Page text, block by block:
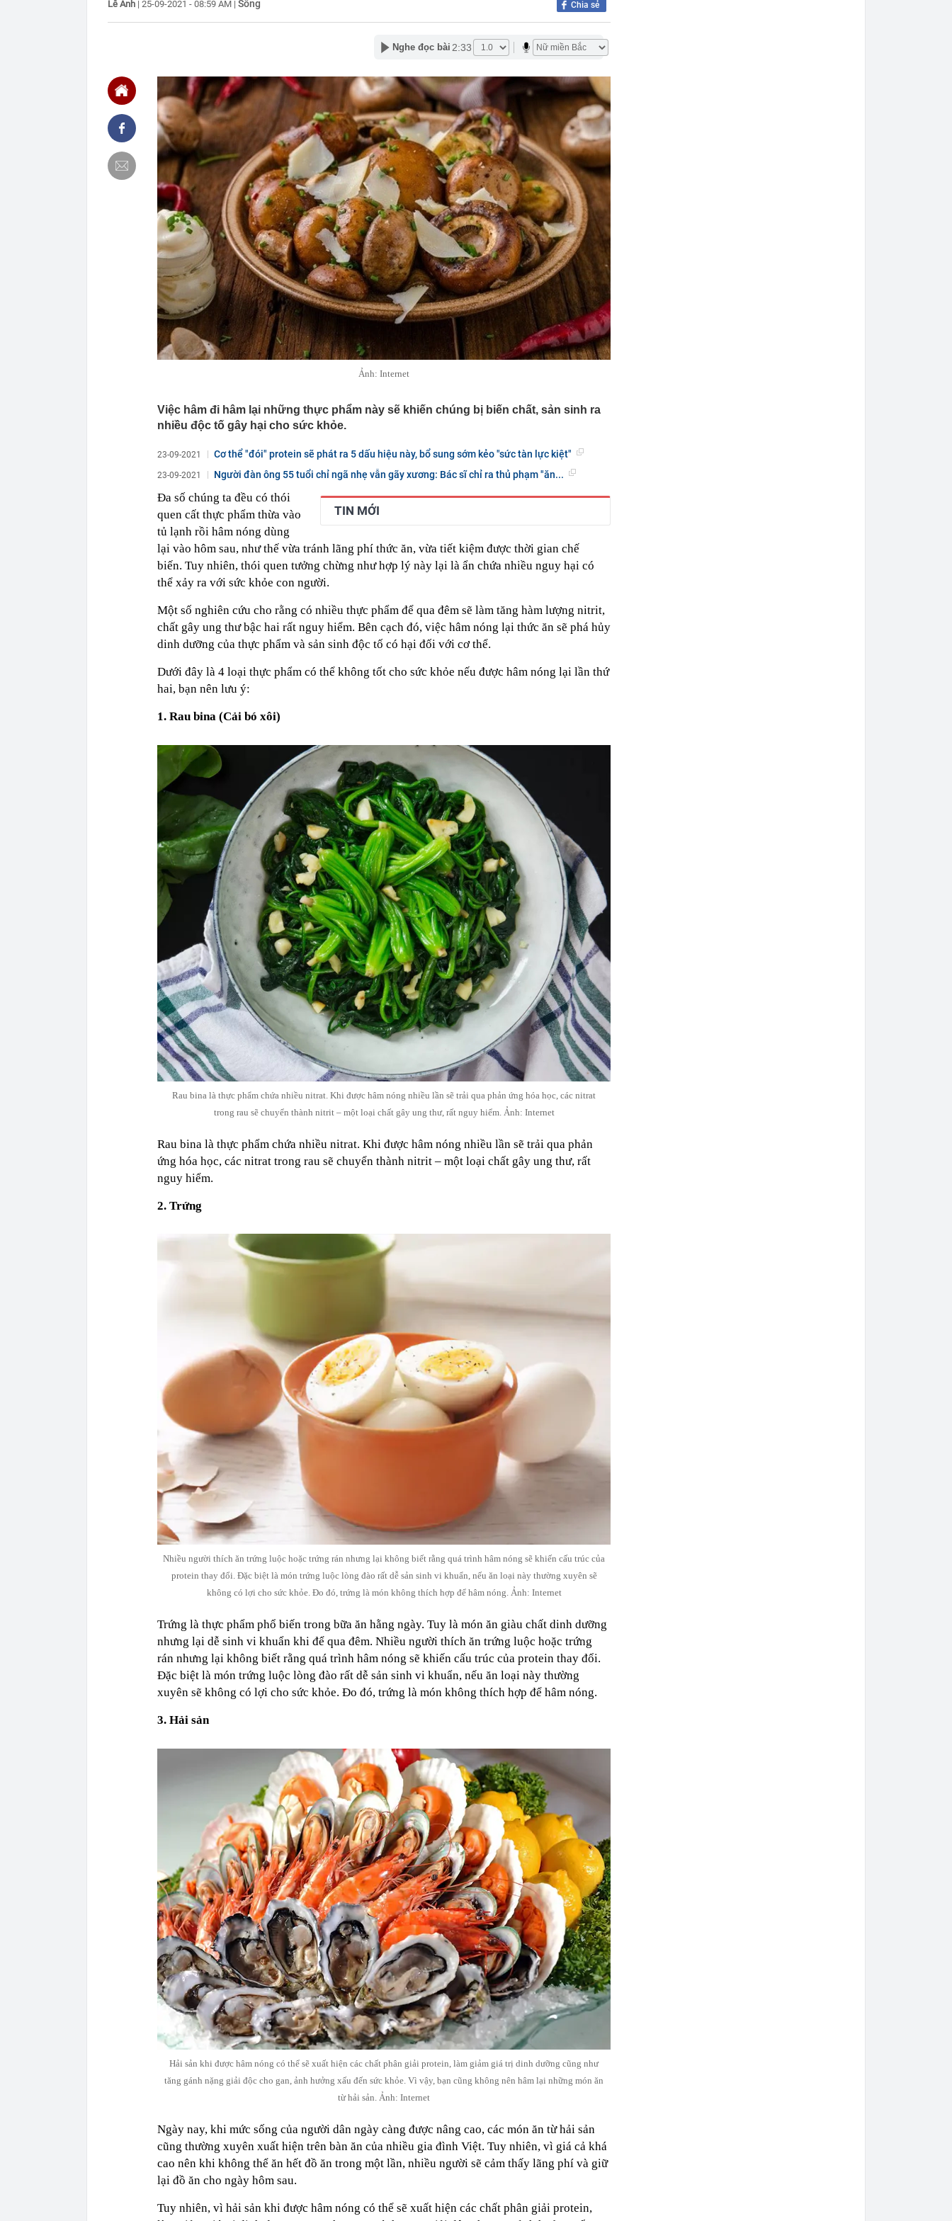
Không cần tặng quà, 5 câu nói này đủ sức khiến mối quan hệ phụ
huynh - giáo viên gắn bó khăng khít, con trẻ được hưởng lợi!
22:03
Ukraine tập kích Crimea, phá hủy hệ thống phòng không 15 triệu USD
của Nga
22:02
Nam NSND, Giám đốc Nhà hát Chèo Quân đội mua ô tô tặng sinh nhật
vợ thiếu tá kém 12 tuổi
Một ô tô biển 29A "dính" gần 100 lần phạt nguội do chạy quá tốc độ quy
định: Riêng tháng 7/2026 vi phạm 21 lần
21:37
Tổng thống Trump bực bội vì lộ tin về kho đạn dược Mỹ
21:35
Du khách Tây: Không khí tập thể dục sáng ở Việt Nam 'có tính gây
nghiện rất cao'
Miền Bắc sắp đón đợt nắng nóng mới, chấm dứt mưa dông
21:16
4 món ăn ngon mà nấu dễ từ "vua của các loại rau", giàu axit folic gấp
38 lần táo: Phụ nữ ăn đều sẽ tốt cho dạ dày và sống thọ
21:14
Cậu bé hồi nhỏ đen nhẻm chụp ảnh cùng Quế Ngọc Hải: Giờ thành
“ngôi sao”, cứ hô tên là cả nước mong có bàn thắng
Lê Anh | 25-09-2021 - 08:59 AM | Sống Chia sẻ
Nghe đọc bài 2:33
Ảnh: Internet
Việc hâm đi hâm lại những thực phẩm này sẽ khiến chúng bị biến chất, sản sinh ra
nhiều độc tố gây hại cho sức khỏe.
23-09-2021 Cơ thể "đói" protein sẽ phát ra 5 dấu hiệu này, bổ sung sớm kẻo "sức tàn lực kiệt"
23-09-2021 Người đàn ông 55 tuổi chỉ ngã nhẹ vẫn gãy xương: Bác sĩ chỉ ra thủ phạm "ăn...
TIN MỚI
Đa số chúng ta đều có thói
quen cất thực phẩm thừa vào
tủ lạnh rồi hâm nóng dùng
lại vào hôm sau, như thế vừa tránh lãng phí thức ăn, vừa tiết kiệm được thời gian chế
biến. Tuy nhiên, thói quen tưởng chừng như hợp lý này lại là ẩn chứa nhiều nguy hại có
thể xảy ra với sức khỏe con người.
Một số nghiên cứu cho rằng có nhiều thực phẩm để qua đêm sẽ làm tăng hàm lượng nitrit,
chất gây ung thư bậc hai rất nguy hiểm. Bên cạch đó, việc hâm nóng lại thức ăn sẽ phá hủy
dinh dưỡng của thực phẩm và sản sinh độc tố có hại đối với cơ thể.
Dưới đây là 4 loại thực phẩm có thể không tốt cho sức khỏe nếu được hâm nóng lại lần thứ
hai, bạn nên lưu ý:
1. Rau bina (Cải bó xôi)
Rau bina là thực phẩm chứa nhiều nitrat. Khi được hâm nóng nhiều lần sẽ trải qua phản ứng hóa học, các nitrat
trong rau sẽ chuyển thành nitrit – một loại chất gây ung thư, rất nguy hiểm. Ảnh: Internet
Rau bina là thực phẩm chứa nhiều nitrat. Khi được hâm nóng nhiều lần sẽ trải qua phản
ứng hóa học, các nitrat trong rau sẽ chuyển thành nitrit – một loại chất gây ung thư, rất
nguy hiểm.
2. Trứng
Nhiều người thích ăn trứng luộc hoặc trứng rán nhưng lại không biết rằng quá trình hâm nóng sẽ khiến cấu trúc của
protein thay đổi. Đặc biệt là món trứng luộc lòng đào rất dễ sản sinh vi khuẩn, nếu ăn loại này thường xuyên sẽ
không có lợi cho sức khỏe. Đo đó, trứng là món không thích hợp để hâm nóng. Ảnh: Internet
Trứng là thực phẩm phổ biến trong bữa ăn hằng ngày. Tuy là món ăn giàu chất dinh dưỡng
nhưng lại dễ sinh vi khuẩn khi để qua đêm. Nhiều người thích ăn trứng luộc hoặc trứng
rán nhưng lại không biết rằng quá trình hâm nóng sẽ khiến cấu trúc của protein thay đổi.
Đặc biệt là món trứng luộc lòng đào rất dễ sản sinh vi khuẩn, nếu ăn loại này thường
xuyên sẽ không có lợi cho sức khỏe. Đo đó, trứng là món không thích hợp để hâm nóng.
3. Hải sản
Hải sản khi được hâm nóng có thể sẽ xuất hiện các chất phân giải protein, làm giảm giá trị dinh dưỡng cũng như
tăng gánh nặng giải độc cho gan, ảnh hưởng xấu đến sức khỏe. Vì vậy, bạn cũng không nên hâm lại những món ăn
từ hải sản. Ảnh: Internet
Ngày nay, khi mức sống của người dân ngày càng được nâng cao, các món ăn từ hải sản
cũng thường xuyên xuất hiện trên bàn ăn của nhiều gia đình Việt. Tuy nhiên, vì giá cả khá
cao nên khi không thể ăn hết đồ ăn trong một lần, nhiều người sẽ cảm thấy lãng phí và giữ
lại đồ ăn cho ngày hôm sau.
Tuy nhiên, vì hải sản khi được hâm nóng có thể sẽ xuất hiện các chất phân giải protein,